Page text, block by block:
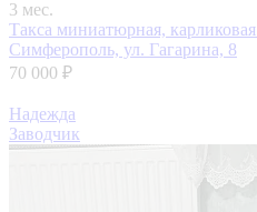
3 мес.
Такса миниатюрная, карликовая
Симферополь, ул. Гагарина, 8
70 000 ₽
Надежда
Заводчик